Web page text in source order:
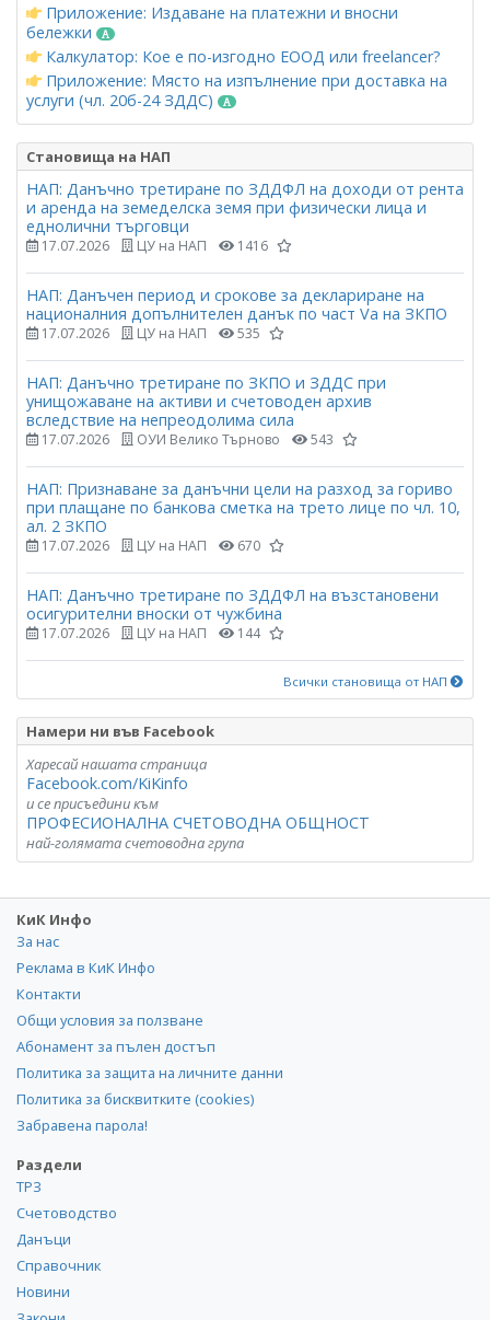
Приложение: Издаване на платежни и вносни
бележки
Калкулатор: Кое е по-изгодно ЕООД или freelancer?
Приложение: Място на изпълнение при доставка на
услуги (чл. 20б-24 ЗДДС)
Становища на НАП
НАП: Данъчно третиране по ЗДДФЛ на доходи от рента
и аренда на земеделска земя при физически лица и
еднолични търговци
17.07.2026 ЦУ на НАП 1416
НАП: Данъчен период и срокове за деклариране на
националния допълнителен данък по част Vа на ЗКПО
17.07.2026 ЦУ на НАП 535
НАП: Данъчно третиране по ЗКПО и ЗДДС при
унищожаване на активи и счетоводен архив
вследствие на непреодолима сила
17.07.2026 ОУИ Велико Търново 543
НАП: Признаване за данъчни цели на разход за гориво
при плащане по банкова сметка на трето лице по чл. 10,
ал. 2 ЗКПО
17.07.2026 ЦУ на НАП 670
НАП: Данъчно третиране по ЗДДФЛ на възстановени
осигурителни вноски от чужбина
17.07.2026 ЦУ на НАП 144
Всички становища от НАП
Намери ни във Facebook
Харесай нашата страница
Facebook.com/KiKinfo
и се присъедини към
ПРОФЕСИОНАЛНА СЧЕТОВОДНА ОБЩНОСТ
най-голямата счетоводна група
КиК Инфо
За нас
Реклама в КиК Инфо
Контакти
Общи условия за ползване
Абонамент за пълен достъп
Политика за защита на личните данни
Политика за бисквитките (cookies)
Забравена парола!
Раздели
ТРЗ
Счетоводство
Данъци
Справочник
Новини